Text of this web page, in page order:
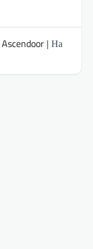
Ascendoor | На